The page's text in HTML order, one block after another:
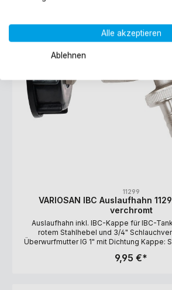
11299
VARIOSAN IBC Auslaufhahn
verchromt
Auslaufhahn inkl. IBC-Kappe für IBC-
rotem Stahlhebel und 3/4"
Überwurfmutter IG 1" mit Dichtung Kappe:
Kugelauslaufhahn), Polyethylen (PE),
9,95 €*
Alle akzeptieren
Ablehnen